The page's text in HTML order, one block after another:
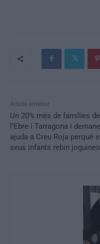
Article anterior
Un 20% més de famílies de
l’Ebre i Tarragona i
ajuda a Creu Roja perquè
seus infants rebin joguines